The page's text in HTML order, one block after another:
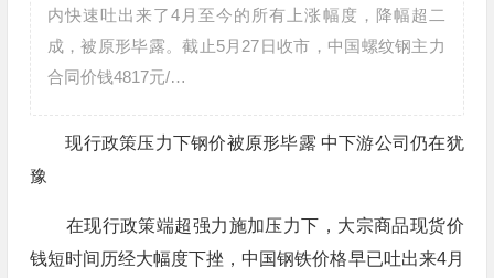
内快速吐出来了4月至今的所有上涨幅度，降幅超二
成，被原形毕露。截止5月27日收市，中国螺纹钢主力
合同价钱4817元/…
现行政策压力下钢价被原形毕露 中下游公司仍在犹
豫
在现行政策端超强力施加压力下，大宗商品现货价
钱短时间历经大幅度下挫，中国钢铁价格早已吐出来4月